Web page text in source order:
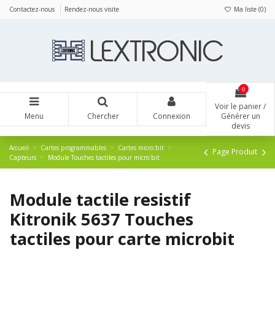
Contactez-nous Rendez-nous visite Ma liste (0)
Menu Chercher Connexion
0
Voir le panier /
Générer un
devis
Accueil Cartes programmables
Cartes micro:bit
Capteurs
Module Touches tactiles pour micro:bit
Page Produit
Module tactile resistif
Kitronik 5637 Touches
tactiles pour carte microbit
Panneau de gestion des cookies